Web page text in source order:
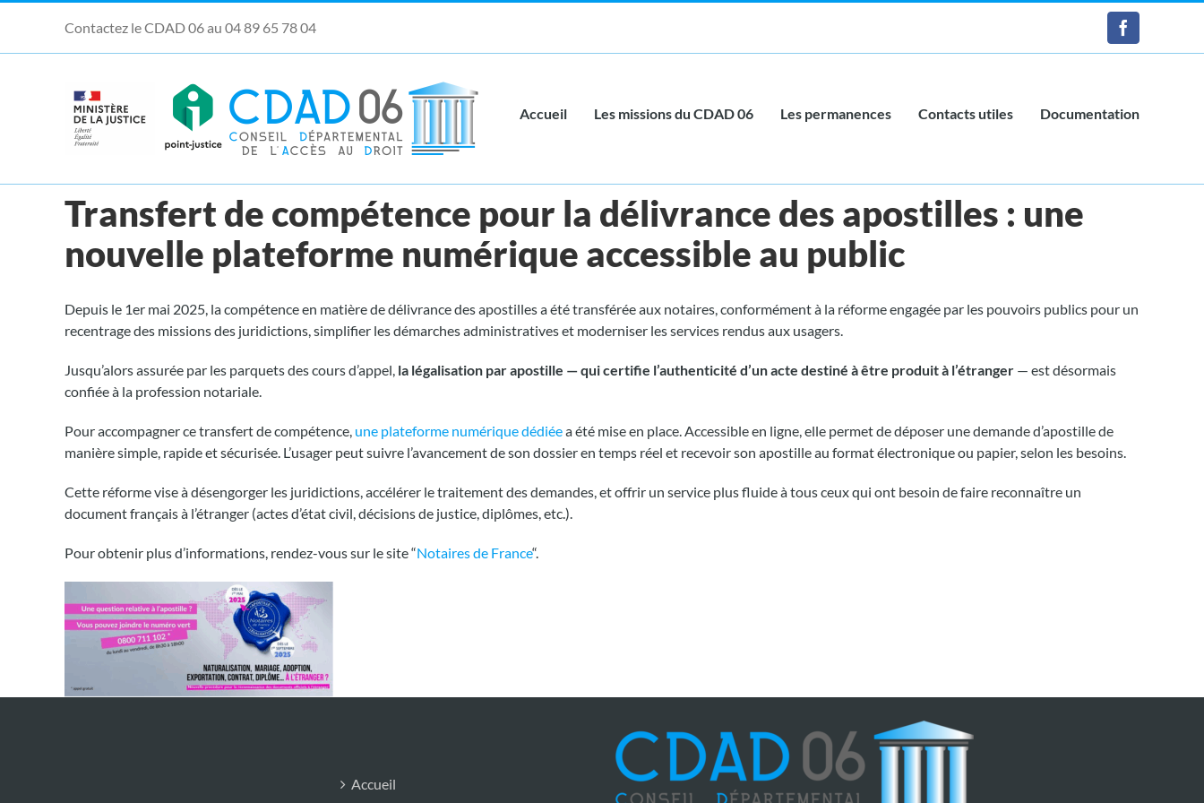
Ouvrir la barre d’outils
contenu
Contactez le CDAD 06 au 04 89 65 78 04 Facebook
Accueil Les missions du CDAD 06 Les permanences Contacts utiles Documentation
Transfert de compétence pour la délivrance des apostilles : une
nouvelle plateforme numérique accessible au public
Depuis le 1er mai 2025, la compétence en matière de délivrance des apostilles a été transférée aux notaires, conformément à la réforme engagée par les pouvoirs publics pour un
recentrage des missions des juridictions, simplifier les démarches administratives et moderniser les services rendus aux usagers.
Jusqu’alors assurée par les parquets des cours d’appel, la légalisation par apostille — qui certifie l’authenticité d’un acte destiné à être produit à l’étranger— est désormais
confiée à la profession notariale.
Pour accompagner ce transfert de compétence, une plateforme numérique dédiéea été mise en place. Accessible en ligne, elle permet de déposer une demande d’apostille de
manière simple, rapide et sécurisée. L’usager peut suivre l’avancement de son dossier en temps réel et recevoir son apostille au format électronique ou papier, selon les besoins.
Cette réforme vise à désengorger les juridictions, accélérer le traitement des demandes, et offrir un service plus fluide à tous ceux qui ont besoin de faire reconnaître un
document français à l’étranger (actes d’état civil, décisions de justice, diplômes, etc.).
Pour obtenir plus d’informations, rendez-vous sur le site “Notaires de France“.
Accueil